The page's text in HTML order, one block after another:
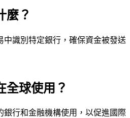
麼？
中識別特定銀行，確保資金被發送
全球使用？
銀行和金融機構使用，以促進國際